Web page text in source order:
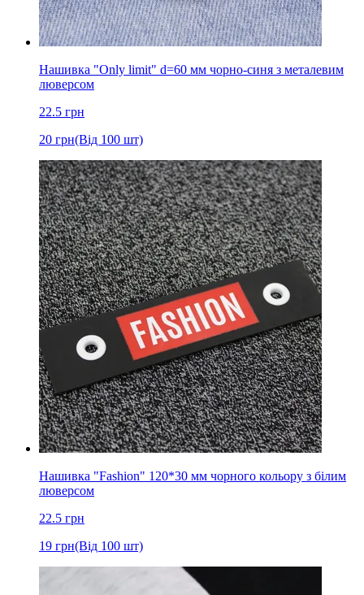
Нашивка "Only limit" d=60 мм чорно-синя з металевим
люверсом
22.5 грн
20 грн(Від 100 шт)
Нашивка "Fashion" 120*30 мм чорного кольору з білим
люверсом
22.5 грн
19 грн(Від 100 шт)